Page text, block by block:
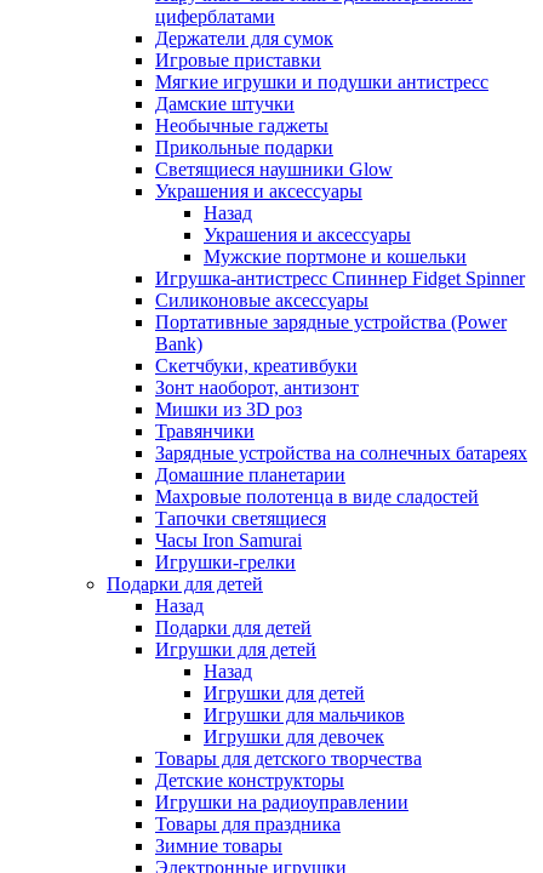
циферблатами
Держатели для сумок
Игровые приставки
Мягкие игрушки и подушки антистресс
Дамские штучки
Необычные гаджеты
Прикольные подарки
Светящиеся наушники Glow
Украшения и аксессуары
Назад
Украшения и аксессуары
Мужские портмоне и кошельки
Игрушка-антистресс Спиннер Fidget Spinner
Силиконовые аксессуары
Портативные зарядные устройства (Power
Bank)
Скетчбуки, креативбуки
Зонт наоборот, антизонт
Мишки из 3D роз
Травянчики
Зарядные устройства на солнечных батареях
Домашние планетарии
Махровые полотенца в виде сладостей
Тапочки светящиеся
Часы Iron Samurai
Игрушки-грелки
Подарки для детей
Назад
Подарки для детей
Игрушки для детей
Назад
Игрушки для детей
Игрушки для мальчиков
Игрушки для девочек
Товары для детского творчества
Детские конструкторы
Игрушки на радиоуправлении
Товары для праздника
Зимние товары
Электронные игрушки